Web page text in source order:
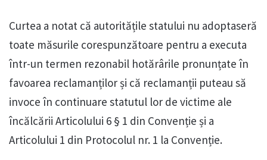
Curtea a notat că autoritățile statului nu adoptaseră
toate măsurile corespunzătoare pentru a executa
într-un termen rezonabil hotărârile pronunțate în
favoarea reclamanților și că reclamanții puteau să
invoce în continuare statutul lor de victime ale
încălcării Articolului 6 § 1 din Convenție și a
Articolului 1 din Protocolul nr. 1 la Convenție.